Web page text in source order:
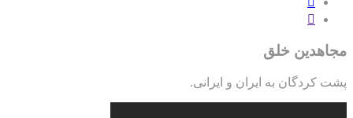
مجاهدین خلق
پشت کردگان به ایران و ایرانی.